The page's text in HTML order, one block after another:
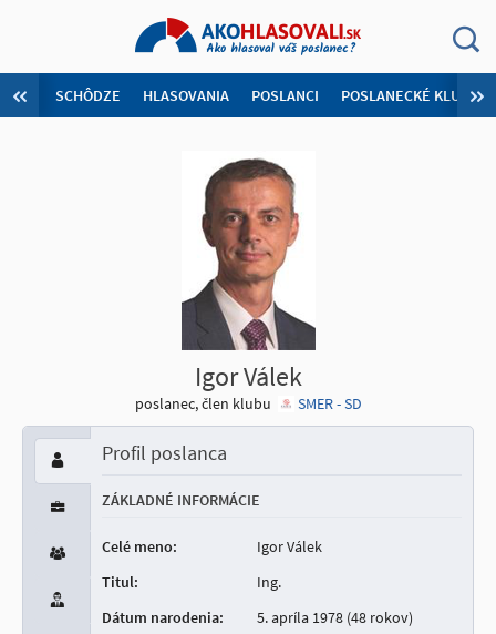
SCHÔDZE HLASOVANIA POSLANCI POSLANECKÉ KLUBY
Igor Válek
poslanec, člen klubu SMER - SD
Profil poslanca
ZÁKLADNÉ INFORMÁCIE
Celé meno:
Igor Válek
Titul:
Ing.
Dátum narodenia:
5. apríla 1978 (48 rokov)